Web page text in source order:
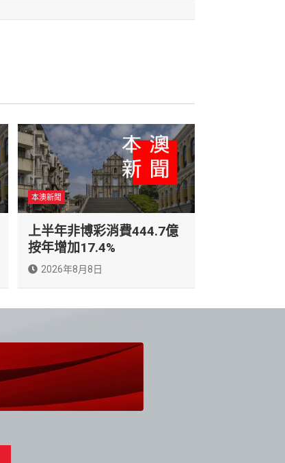
本澳新聞
上半年非博彩消費444.7億
按年增加17.4%
2026年8月8日